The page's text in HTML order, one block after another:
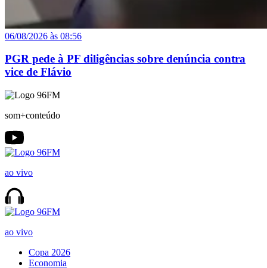
06/08/2026 às 08:56
PGR pede à PF diligências sobre denúncia contra
vice de Flávio
som+conteúdo
ao vivo
ao vivo
Copa 2026
Economia